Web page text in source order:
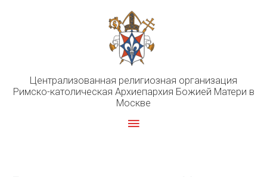
Централизованная религиозная организация
Римско-католическая Архиепархия Божией Матери в
Москве
Главное